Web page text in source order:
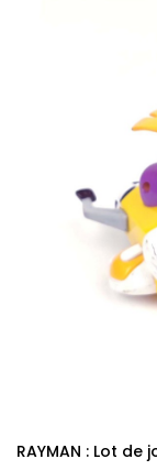
RAYMAN : Lot de